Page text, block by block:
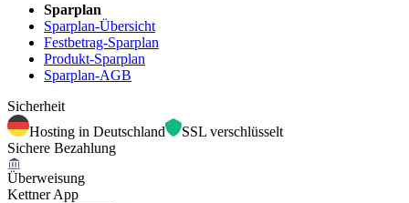
Sparplan
Sparplan-Übersicht
Festbetrag-Sparplan
Produkt-Sparplan
Sparplan-AGB
Sicherheit
Hosting in Deutschland
SSL verschlüsselt
Sichere Bezahlung
Überweisung
Kettner App